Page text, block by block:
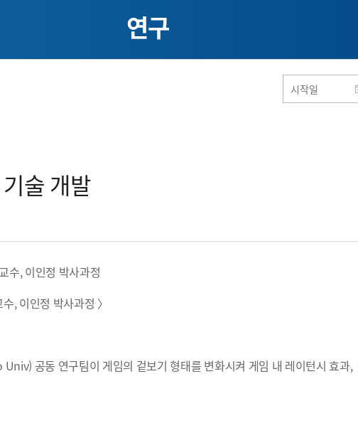
홈페이지 통합검색
연구
술 개발​
수, 이인정 박사과정 〉
공동 연구팀이 게임의 겉보기 형태를 변화시켜 게임 내 레이턴시 효과,